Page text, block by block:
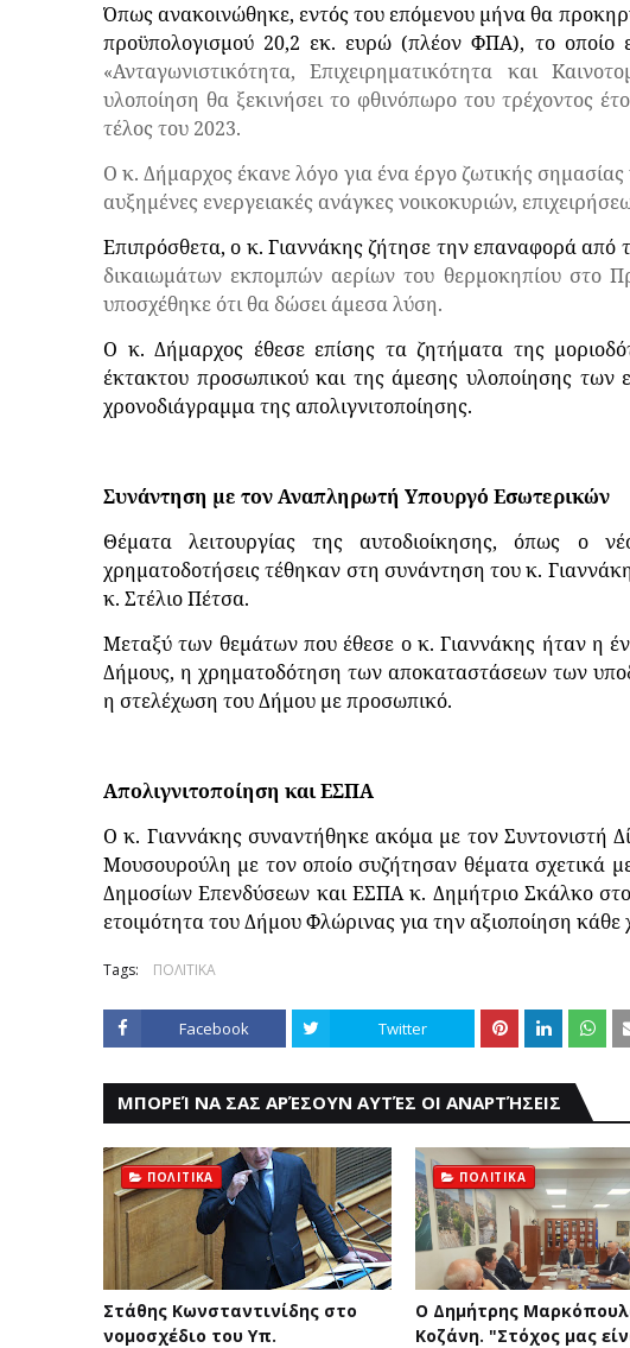
Όπως ανακοινώθηκε, εντός του επόμενου μήνα θα
προϋπολογισμού 20,2 εκ. ευρώ (πλέον ΦΠΑ), το οποίο
«Ανταγωνιστικότητα, Επιχειρηματικότητα και
υλοποίηση θα ξεκινήσει το φθινόπωρο του τρέχοντος
τέλος του 2023.
Ο κ. Δήμαρχος έκανε λόγο για ένα έργο ζωτικής
αυξημένες ενεργειακές ανάγκες νοικοκυριών,
Επιπρόσθετα, ο κ. Γιαννάκης ζήτησε την επαναφορά από
δικαιωμάτων εκπομπών αερίων του θερμοκηπίου στο
υποσχέθηκε ότι θα δώσει άμεσα λύση.
Ο κ. Δήμαρχος έθεσε επίσης τα ζητήματα της
έκτακτου προσωπικού και της άμεσης υλοποίησης των
χρονοδιάγραμμα της απολιγνιτοποίησης.
Συνάντηση με τον Αναπληρωτή Υπουργό Εσωτερικών
Θέματα λειτουργίας της αυτοδιοίκησης, όπως ο
χρηματοδοτήσεις τέθηκαν στη συνάντηση του κ.
κ. Στέλιο Πέτσα.
Μεταξύ των θεμάτων που έθεσε ο κ. Γιαννάκης ήταν η
Δήμους, η χρηματοδότηση των αποκαταστάσεων των
η στελέχωση του Δήμου με προσωπικό.
Απολιγνιτοποίηση και ΕΣΠΑ
Ο κ. Γιαννάκης συναντήθηκε ακόμα με τον Συντονιστή
Μουσουρούλη με τον οποίο συζήτησαν θέματα σχετικά
Δημοσίων Επενδύσεων και ΕΣΠΑ κ. Δημήτριο Σκάλκο
ετοιμότητα του Δήμου Φλώρινας για την αξιοποίηση κάθε
Tags: ΠΟΛΙΤΙΚΑ
Facebook Twitter
ΜΠΟΡΕΊ ΝΑ ΣΑΣ ΑΡΈΣΟΥΝ ΑΥΤΈΣ ΟΙ ΑΝΑΡΤΉΣΕΙΣ
ΠΟΛΙΤΙΚΑ
Στάθης Κωνσταντινίδης στο
νομοσχέδιο του Υπ.
ΠΟΛΙΤΙΚΑ
Ο Δημήτρης
Κοζάνη. "Στόχος μας